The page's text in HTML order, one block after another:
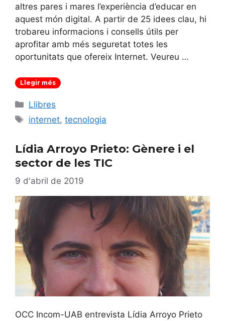
altres pares i mares l’experiència d’educar en
aquest món digital. A partir de 25 idees clau, hi
trobareu informacions i consells útils per
aprofitar amb més seguretat totes les
oportunitats que ofereix Internet. Veureu …
Llegir més
Categories
Llibres
Etiquetes
internet,tecnologia
Lídia Arroyo Prieto: Gènere i el
sector de les TIC
9 d'abril de 2019
OCC Incom-UAB entrevista Lídia Arroyo Prieto